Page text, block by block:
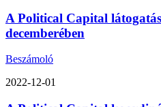
A Political Capital
decemberében
Beszámoló
2022-12-01